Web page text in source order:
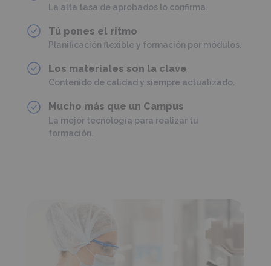
La alta tasa de aprobados lo confirma.
Tú pones el ritmo
Planificación flexible y formación por módulos.
Los materiales son la clave
Contenido de calidad y siempre actualizado.
Mucho más que un Campus
La mejor tecnología para realizar tu
formación.